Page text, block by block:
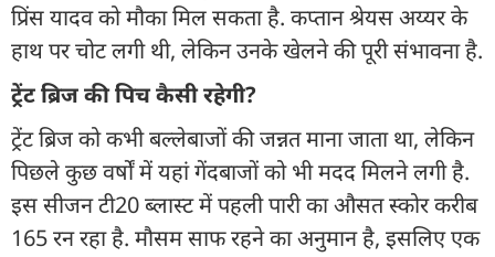
प्रिंस यादव को मौका मिल सकता है. कप्तान श्रेयस अय्यर के
हाथ पर चोट लगी थी, लेकिन उनके खेलने की पूरी संभावना है.
ट्रेंट ब्रिज की पिच कैसी रहेगी?
ट्रेंट ब्रिज को कभी बल्लेबाजों की जन्नत माना जाता था, लेकिन
पिछले कुछ वर्षों में यहां गेंदबाजों को भी मदद मिलने लगी है.
इस सीजन टी20 ब्लास्ट में पहली पारी का औसत स्कोर करीब
165 रन रहा है. मौसम साफ रहने का अनुमान है, इसलिए एक